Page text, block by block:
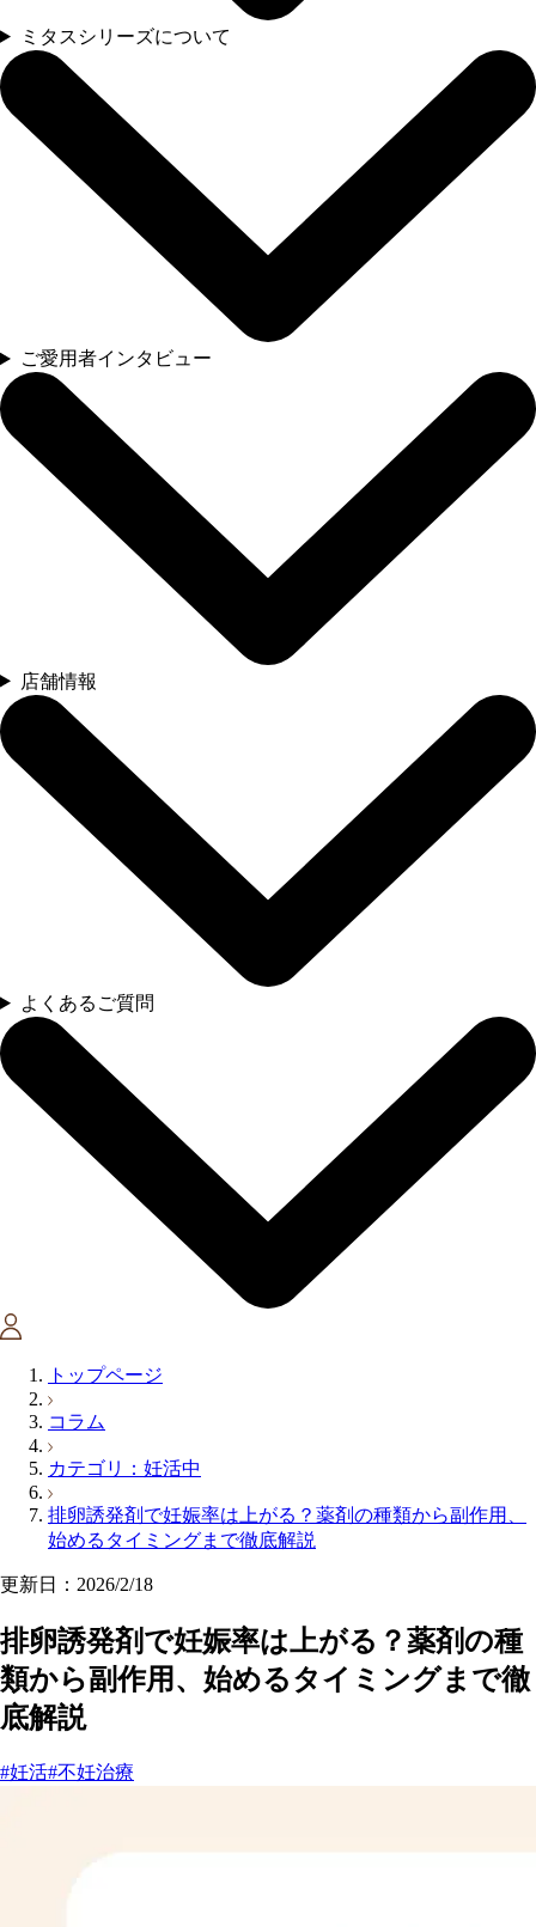
ミタスシリーズについて
ご愛用者インタビュー
店舗情報
よくあるご質問
トップページ
コラム
カテゴリ：妊活中
排卵誘発剤で妊娠率は上がる？薬剤の種類から副作用、
始めるタイミングまで徹底解説
更新日：2026/2/18
排卵誘発剤で妊娠率は上がる？薬剤の種
類から副作用、始めるタイミングまで徹
底解説
#妊活#不妊治療